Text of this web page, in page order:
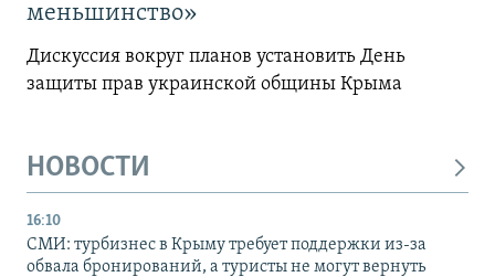
меньшинство»
Дискуссия вокруг планов установить День
защиты прав украинской общины Крыма
НОВОСТИ
16:10
СМИ: турбизнес в Крыму требует поддержки из-за
обвала бронирований, а туристы не могут вернуть